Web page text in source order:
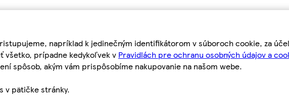
napríklad k jedinečným identifikátorom v súboroch cookie, za
všetko, prípadne kedykoľvek v Pravidlách pre ochranu osobných údajov a
spôsob, akým vám prispôsobíme nakupovanie na našom webe.
v pätičke stránky.